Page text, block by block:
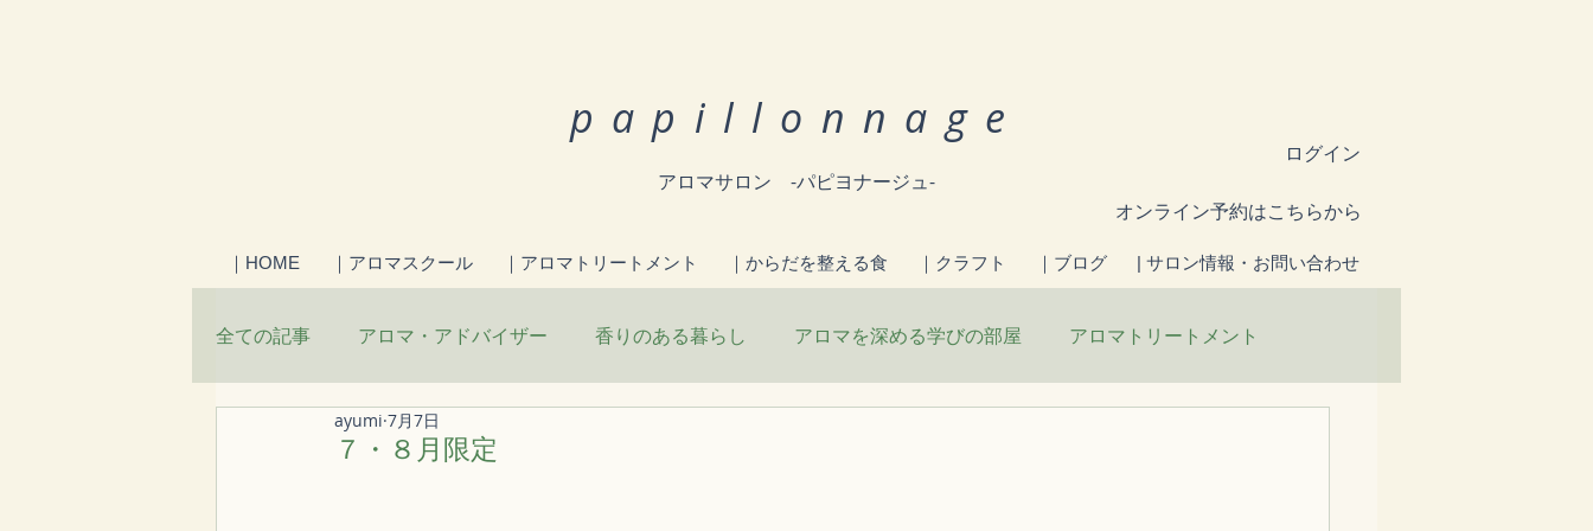
ログイン
papillonnage
アロマサロン -パピヨナージュ-
​オンライン予約はこちらから
｜HOME ｜アロマスクール ｜アロマトリートメント ｜からだを整える食 ｜クラフト ｜ブログ | サロン情報・お問い合わせ
全ての記事 アロマ・アドバイザー 香りのある暮らし アロマを深める学びの部屋 アロマトリートメント
からだを整える食 日々のこと
７・８月限定
ayumi 7月7日